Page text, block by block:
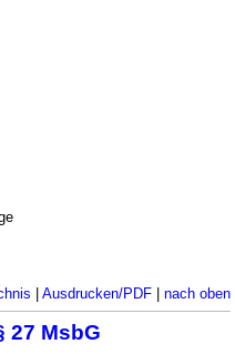
| Ausdrucken/PDF| nach oben
27 MsbG